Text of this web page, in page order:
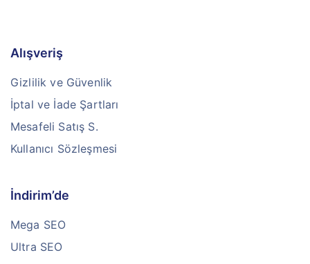
Alışveriş
Gizlilik ve Güvenlik
İptal ve İade Şartları
Mesafeli Satış S.
Kullanıcı Sözleşmesi
İndirim’de
Mega SEO
Ultra SEO